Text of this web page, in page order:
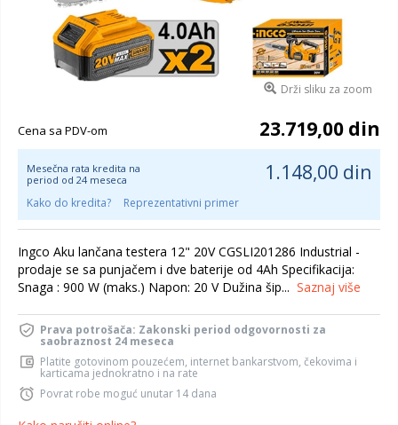
Drži sliku za zoom
Cena sa PDV-om 23.719,00 din
Mesečna rata kredita na
period od 24 meseca
1.148,00 din
Kako do kredita? Reprezentativni primer
Ingco Aku lančana testera 12" 20V CGSLI201286 Industrial -
prodaje se sa punjačem i dve baterije od 4Ah Specifikacija:
Snaga : 900 W (maks.) Napon: 20 V Dužina šip... Saznaj više
Prava potrošača: Zakonski period odgovornosti za
saobraznost 24 meseca
Platite gotovinom pouzećem, internet bankarstvom, čekovima i
karticama jednokratno i na rate
Povrat robe moguć unutar 14 dana